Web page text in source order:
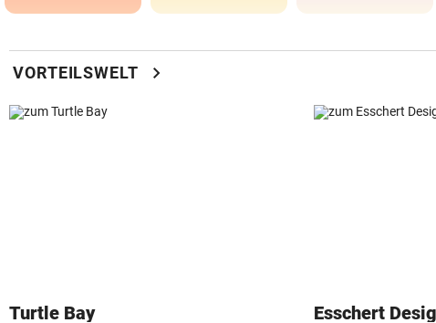
VORTEILSWELT chevron_right
Turtle Bay Esschert